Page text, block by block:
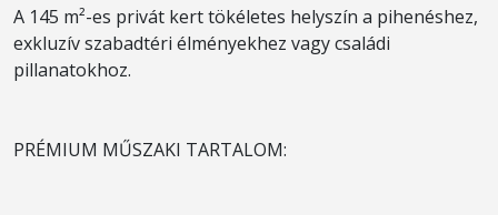
A 145 m²-es privát kert tökéletes helyszín a pihenéshez,
exkluzív szabadtéri élményekhez vagy családi
pillanatokhoz.
PRÉMIUM MŰSZAKI TARTALOM: